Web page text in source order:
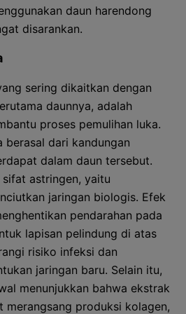
daun harendong
disarankan.
sering dikaitkan dengan
daunnya, adalah
proses pemulihan luka.
berasal dari kandungan
dalam daun tersebut.
astringen, yaitu
jaringan biologis. Efek
pendarahan pada
lapisan pelindung di atas
risiko infeksi dan
jaringan baru. Selain itu,
menunjukkan bahwa ekstrak
merangsang produksi kolagen,